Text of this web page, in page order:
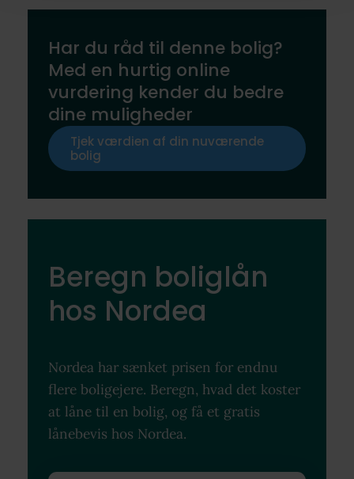
Har du råd til denne bolig?
Med en hurtig online
vurdering kender du bedre
dine muligheder
Tjek værdien af din nuværende
bolig
Beregn boliglån
hos Nordea
Nordea har sænket prisen for endnu
flere boligejere. Beregn, hvad det koster
at låne til en bolig, og få et gratis
lånebevis hos Nordea.